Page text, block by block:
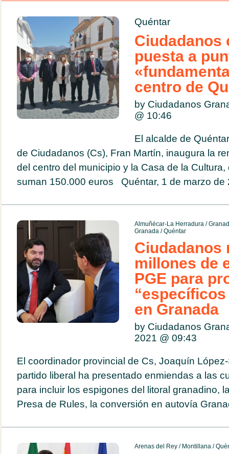
Quéntar
Ciudadanos
puesta a
centro de
by Ciudadanos
@ 10:46
El alcalde de
de Ciudadanos (Cs), Fran Martín, inaugura la
del centro del municipio y la Casa de la
suman 150.000 euros Quéntar, 1 de marzo de
Almuñécar-La Herradura/
Granada/Quéntar
Ciudadanos
millones de
PGE para
en Granada
by Ciudadanos
2021 @ 09:43
El coordinador provincial de Cs, Joaquín
partido liberal ha presentado enmiendas a las
para incluir los espigones del litoral granadino,
Presa de Rules, la conversión en autovía
Arenas del Rey/ Montillana/